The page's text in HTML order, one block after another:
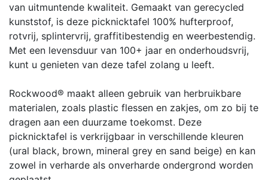
van uitmuntende kwaliteit. Gemaakt van gerecycled
kunststof, is deze picknicktafel 100% hufterproof,
rotvrij, splintervrij, graffitibestendig en weerbestendig.
Met een levensduur van 100+ jaar en onderhoudsvrij,
kunt u genieten van deze tafel zolang u leeft.
Rockwood® maakt alleen gebruik van herbruikbare
materialen, zoals plastic flessen en zakjes, om zo bij te
dragen aan een duurzame toekomst. Deze
picknicktafel is verkrijgbaar in verschillende kleuren
(ural black, brown, mineral grey en sand beige) en kan
zowel in verharde als onverharde ondergrond worden